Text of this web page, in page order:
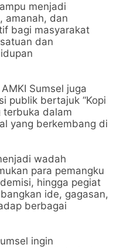
menjadi
amanah, dan
bagi masyarakat
dan
Sumsel juga
publik bertajuk “Kopi
terbuka dalam
yang berkembang di
wadah
para pemangku
hingga pegiat
ide, gagasan,
berbagai
ingin